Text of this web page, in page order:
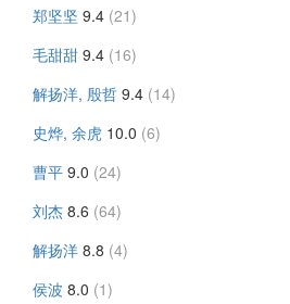
郑坚坚 9.4 (21)
毛甜甜 9.4 (16)
解扬洋, 殷哲 9.4 (14)
史烨, 余虎 10.0 (6)
曹平 9.0 (24)
刘杰 8.6 (64)
解扬洋 8.8 (4)
侯波 8.0 (1)